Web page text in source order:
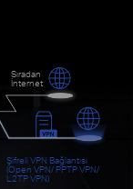
Sıradan
İnternet
Şifreli VPN Bağlantısı
(Open VPN/ PPTP VPN/
L2TP VPN)